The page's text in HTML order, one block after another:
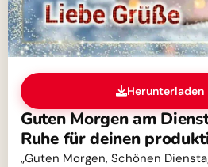
Herunterladen
Guten Morgen am
Ruhe für deinen
„Guten Morgen, Schönen